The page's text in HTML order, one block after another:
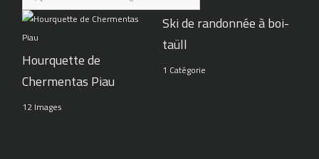
Hourquette de
Chermentas Piau
12 Images
Ski de randonnée à boi-
taüll
1 Catégorie